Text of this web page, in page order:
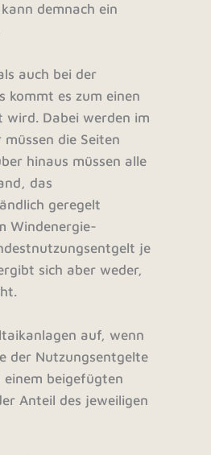
demnach ein
auch bei der
kommt es zum einen
wird. Dabei werden im
die Seiten
hinaus müssen alle
das
geregelt
Windenergie-
je
sich aber weder,
auf, wenn
der Nutzungsentgelte
beigefügten
Anteil des jeweiligen